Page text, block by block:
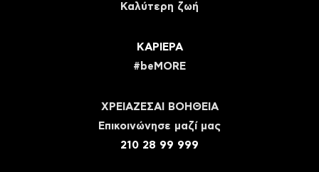
Καλύτερη ζωή
ΚΑΡΙΕΡΑ
#beMORE
ΧΡΕΙΑΖΕΣΑΙ ΒΟΗΘΕΙΑ
Eπικοινώνησε μαζί μας
210 28 99 999